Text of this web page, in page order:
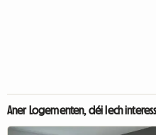
Aner Logementen, déi Iech